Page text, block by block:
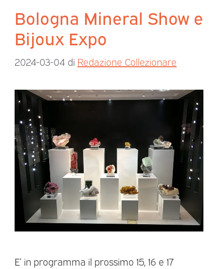
Bologna Mineral Show e
Bijoux Expo
2024-03-04 di Redazione Collezionare
E’ in programma il prossimo 15, 16 e 17